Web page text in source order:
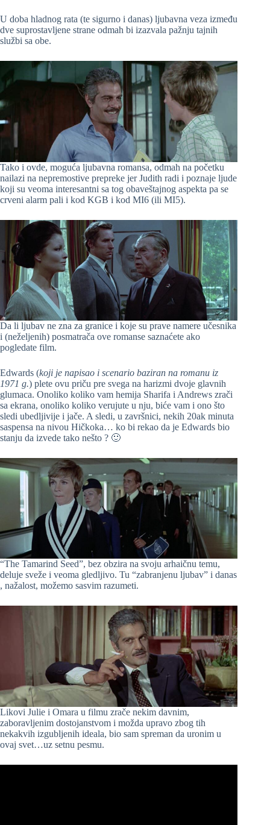
U doba hladnog rata (te sigurno i danas) ljubavna veza između
dve suprostavljene strane odmah bi izazvala pažnju tajnih
službi sa obe.
Tako i ovde, moguća ljubavna romansa, odmah na početku
nailazi na nepremostive prepreke jer Judith radi i poznaje ljude
koji su veoma interesantni sa tog obaveštajnog aspekta pa se
crveni alarm pali i kod KGB i kod MI6 (ili MI5).
Da li ljubav ne zna za granice i koje su prave namere učesnika
i (neželjenih) posmatrača ove romanse saznaćete ako
pogledate film.
Edwards (koji je napisao i scenario baziran na romanu iz
1971 g.) plete ovu priču pre svega na harizmi dvoje glavnih
glumaca. Onoliko koliko vam hemija Sharifa i Andrews zrači
sa ekrana, onoliko koliko verujute u nju, biće vam i ono što
sledi ubedljivije i jače. A sledi, u završnici, nekih 20ak minuta
saspensa na nivou Hičkoka… ko bi rekao da je Edwards bio
stanju da izvede tako nešto ? 🙂
“The Tamarind Seed”, bez obzira na svoju arhaičnu temu,
deluje sveže i veoma gledljivo. Tu “zabranjenu ljubav” i danas
, nažalost, možemo sasvim razumeti.
Likovi Julie i Omara u filmu zrače nekim davnim,
zaboravljenim dostojanstvom i možda upravo zbog tih
nekakvih izgubljenih ideala, bio sam spreman da uronim u
ovaj svet…uz setnu pesmu.